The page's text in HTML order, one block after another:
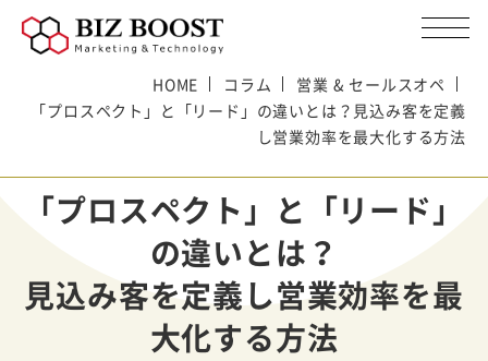
HOME コラム
営業 & セールスオペ
「プロスペクト」と「リード」の違いとは？見込み客を定義
し営業効率を最大化する方法
「プロスペクト」と「リード」
の違いとは？
見込み客を定義し営業効率を最
大化する方法